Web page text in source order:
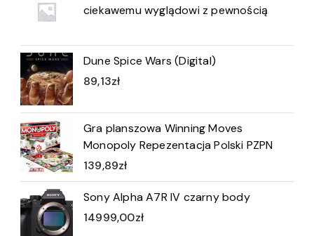
ciekawemu wyglądowi z pewnością
Dune Spice Wars (Digital)
89,13zł
Gra planszowa Winning Moves
Monopoly Repezentacja Polski PZPN
139,89zł
Sony Alpha A7R IV czarny body
14999,00zł